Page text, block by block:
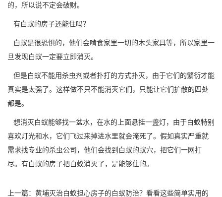
的，所以说不定会破财。
有白蚁的房子还能住吗？
白蚁是很恐惧的，他们会啃食家里一切的木头家具等，所以家里一
旦发现白蚁一定要立即消灭。
但是白蚁不能用杀虫剂或者扑打的方式扑灭，由于它们的繁衍才能
真实是太强了。这样做不只不能消灭它们，只能让它们扩散的四处
都是。
想消灭白蚁能够找一盆水，在水的上面悬挂一盏灯，由于白蚁特别
喜欢灯光和水，它们飞过来掉进水里就会淹死了。假如真实严重就
需求找专业的杀虫公司 ，他们会找到白蚁的蚁穴，把它们一网打
尽。有白蚁的房子把白蚁消灭了，是能够住的。
上一篇： 黄埔灭治白蚁担心房子的白蚁防治？看看这些简单实用的